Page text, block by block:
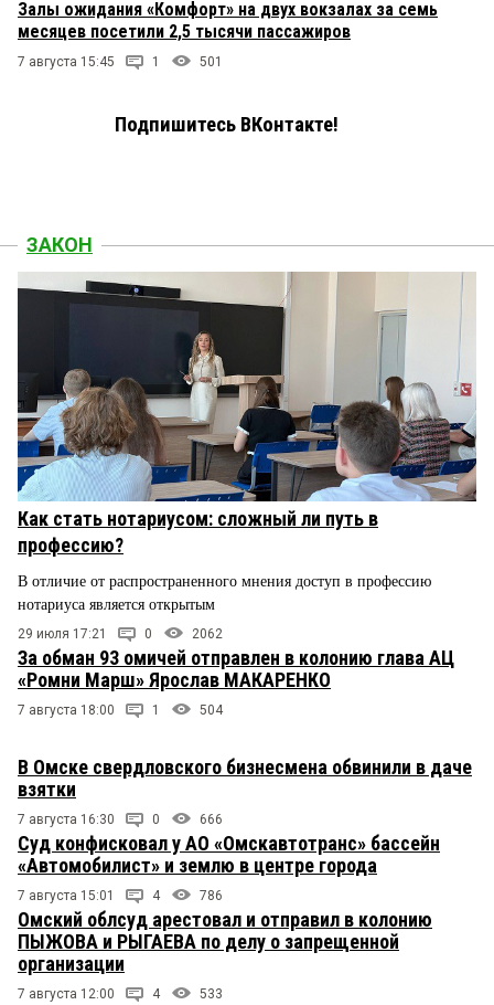
Залы ожидания «Комфорт» на двух вокзалах за семь
месяцев посетили 2,5 тысячи пассажиров
7 августа 15:45 1 501
Подпишитесь ВКонтакте!
ЗАКОН
Как стать нотариусом: сложный ли путь в
профессию?
В отличие от распространенного мнения доступ в профессию
нотариуса является открытым
29 июля 17:21 0 2062
За обман 93 омичей отправлен в колонию глава АЦ
«Ромни Марш» Ярослав МАКАРЕНКО
7 августа 18:00 1 504
В Омске свердловского бизнесмена обвинили в даче
взятки
7 августа 16:30 0 666
Суд конфисковал у АО «Омскавтотранс» бассейн
«Автомобилист» и землю в центре города
7 августа 15:01 4 786
Омский облсуд арестовал и отправил в колонию
ПЫЖОВА и РЫГАЕВА по делу о запрещенной
организации
7 августа 12:00 4 533